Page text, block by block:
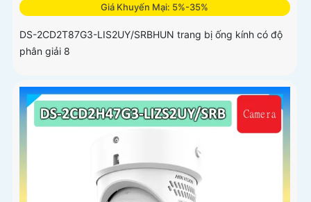
Giá Khuyến Mại: 5%-35%
DS-2CD2T87G3-LIS2UY/SRBHUN trang bị ống kính có độ
phân giải 8